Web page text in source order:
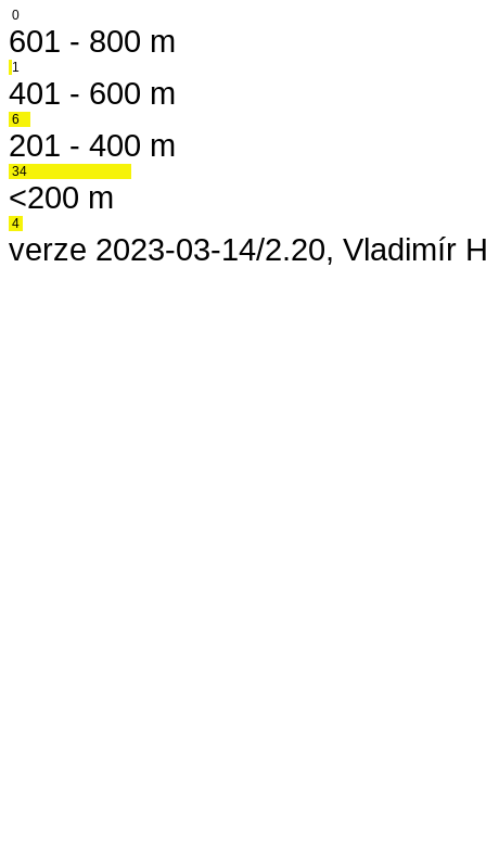
0
601 - 800 m
1
401 - 600 m
6
201 - 400 m
34
<200 m
4
verze 2023-03-14/2.20, Vladimír